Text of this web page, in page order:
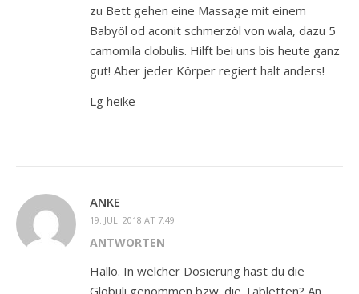
zu Bett gehen eine Massage mit einem
Babyöl od aconit schmerzöl von wala, dazu 5
camomila clobulis. Hilft bei uns bis heute ganz
gut! Aber jeder Körper regiert halt anders!
Lg heike
ANKE
19. JULI 2018 AT 7:49
ANTWORTEN
Hallo. In welcher Dosierung hast du die